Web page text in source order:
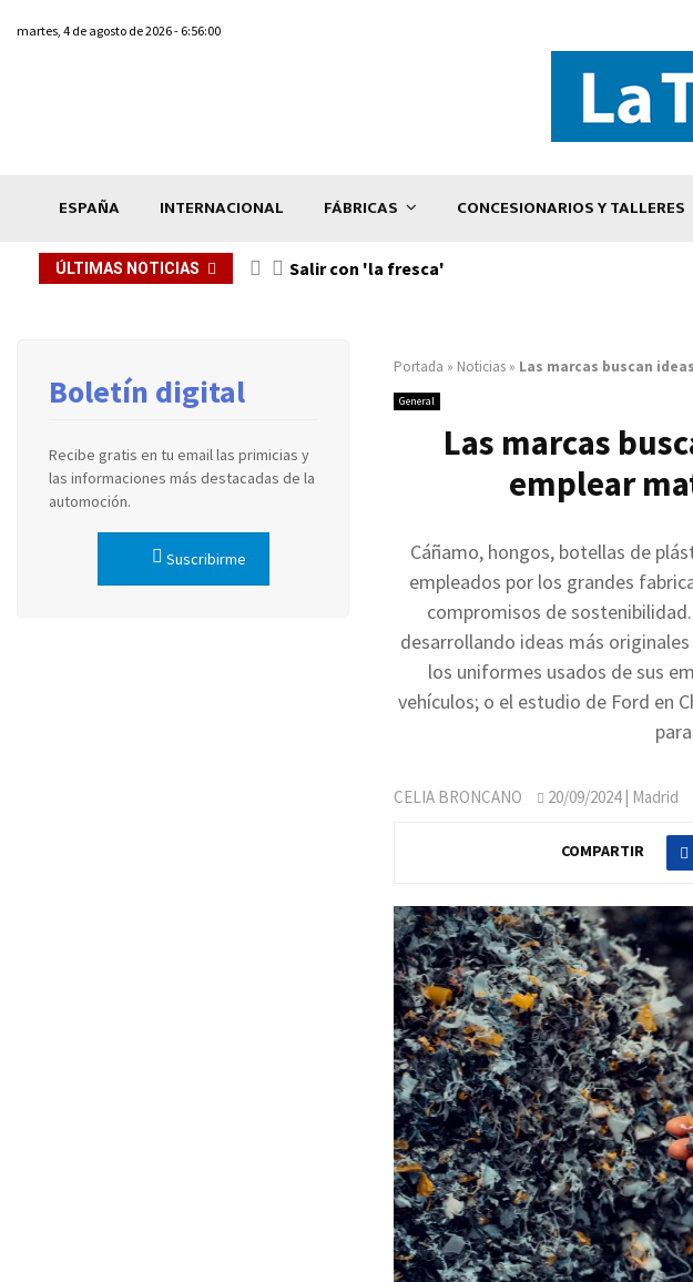
martes, 4 de agosto de 2026 - 6:56:00
ESPAÑA INTERNACIONAL FÁBRICAS CONCESIONARIOS Y TALLERES
ÚLTIMAS NOTICIAS Salir con 'la fresca'
Portada » Noticias » Las marcas buscan
General
Las marcas
emplear
Cáñamo, hongos, botellas de
empleados por los grandes
compromisos de
desarrollando ideas más
los uniformes usados de sus
vehículos; o el estudio de Ford en
CELIA BRONCANO 20/09/2024| Madrid
COMPARTIR
Boletín digital
Recibe gratis en tu email las primicias y
las informaciones más destacadas de la
automoción.
Suscribirme